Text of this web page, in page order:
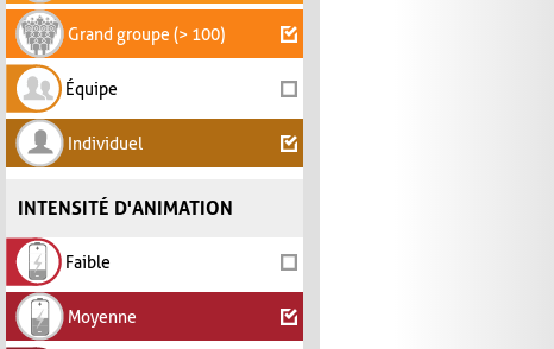
Grand groupe (> 100)
Équipe
Individuel
INTENSITÉ D'ANIMATION
Faible
Moyenne